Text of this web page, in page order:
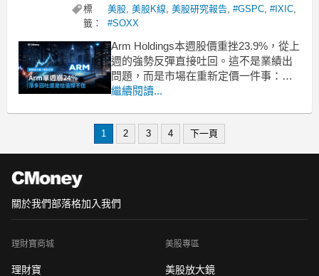
標
籤：
美股,美股K線,美股研究報告,#GSPC,#IXIC,
#SOXX
Arm Holdings本週股價重挫23.9%，從上
週的強勢反彈直接吐回。這不是業績出
問題，而是市場在重新定價一件事：高
估值的AI概念股，還值那個價嗎？核心
走強，本週立刻補跌，兩週來回一場
繼續閱讀...
1 2 3 4 下一頁
關於我們部落格加入我們
理財寶商城
理財寶
美股專區
美股放大鏡